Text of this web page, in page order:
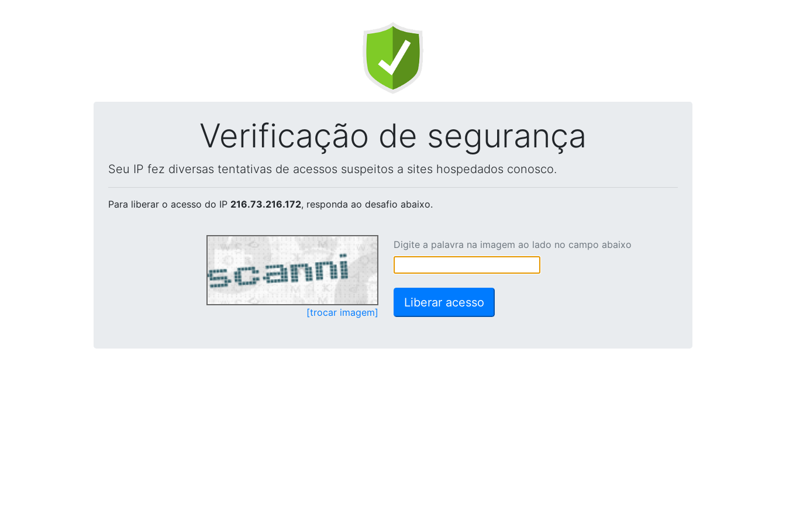
Verificação de segurança
Seu IP fez diversas tentativas de acessos suspeitos a sites hospedados conosco.
Para liberar o acesso do IP 216.73.216.172, responda ao desafio abaixo.
[trocar imagem]
Digite a palavra na imagem ao lado no campo abaixo